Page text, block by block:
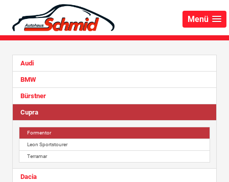
Menü
Audi
BMW
Bürstner
Cupra
Formentor
Leon Sportstourer
Terramar
Dacia